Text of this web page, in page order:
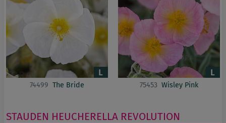
74499 The Bride 75453 Wisley Pink
STAUDEN HEUCHERELLA REVOLUTION